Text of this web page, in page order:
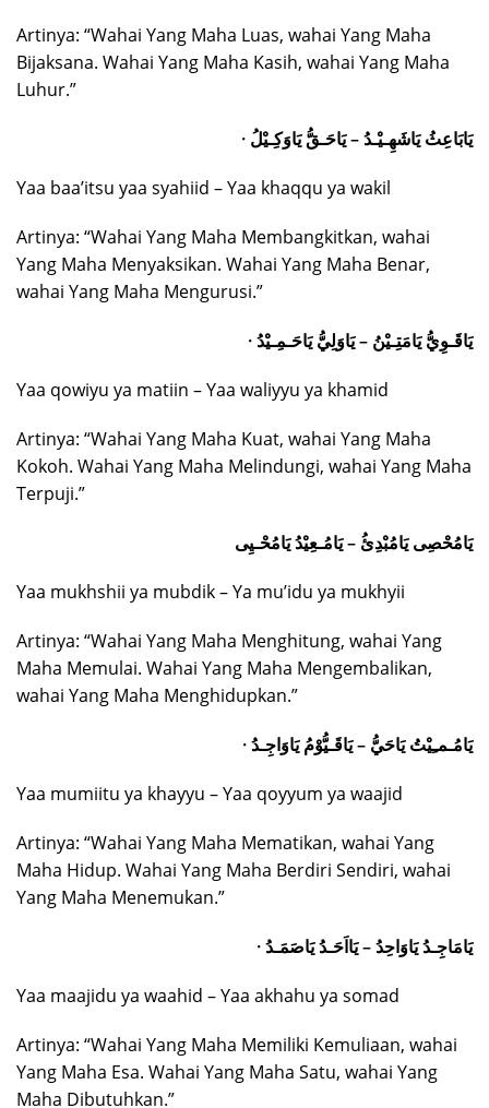
Artinya: “Wahai Yang Maha Luas, wahai Yang Maha
Bijaksana. Wahai Yang Maha Kasih, wahai Yang Maha
Luhur.”
· يَابَاعِثُ يَاشَهِـيْـدُ – يَاحَـقُّ يَاوَكِـيْلُ
Yaa baa’itsu yaa syahiid – Yaa khaqqu ya wakil
Artinya: “Wahai Yang Maha Membangkitkan, wahai
Yang Maha Menyaksikan. Wahai Yang Maha Benar,
wahai Yang Maha Mengurusi.”
· يَاقَـوِيُّ يَامَتِـيْنُ – يَاوَلِيُّ يَاحَـمِـيْدُ
Yaa qowiyu ya matiin – Yaa waliyyu ya khamid
Artinya: “Wahai Yang Maha Kuat, wahai Yang Maha
Kokoh. Wahai Yang Maha Melindungi, wahai Yang Maha
Terpuji.”
يَامُحْصِى يَامُبْدِئُ – يَامُـعِيْدُ يَامُحْـيِى
Yaa mukhshii ya mubdik – Ya mu’idu ya mukhyii
Artinya: “Wahai Yang Maha Menghitung, wahai Yang
Maha Memulai. Wahai Yang Maha Mengembalikan,
wahai Yang Maha Menghidupkan.”
· يَامُـمـِيْتُ يَاحَيُّ – يَاقَـيُّوْمُ يَاوَاجِـدُ
Yaa mumiitu ya khayyu – Yaa qoyyum ya waajid
Artinya: “Wahai Yang Maha Mematikan, wahai Yang
Maha Hidup. Wahai Yang Maha Berdiri Sendiri, wahai
Yang Maha Menemukan.”
· يَامَاجِـدُ يَاوَاحِدُ – يَااَحَـدُ يَاصَمَـدُ
Yaa maajidu ya waahid – Yaa akhahu ya somad
Artinya: “Wahai Yang Maha Memiliki Kemuliaan, wahai
Yang Maha Esa. Wahai Yang Maha Satu, wahai Yang
Maha Dibutuhkan.”